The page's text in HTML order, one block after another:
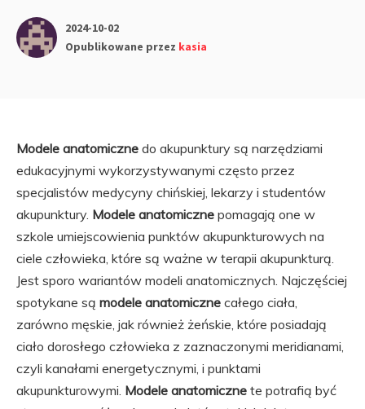
2024-10-02
Opublikowane przez kasia
Modele anatomiczne do akupunktury są narzędziami
edukacyjnymi wykorzystywanymi często przez
specjalistów medycyny chińskiej, lekarzy i studentów
akupunktury. Modele anatomiczne pomagają one w
szkole umiejscowienia punktów akupunkturowych na
ciele człowieka, które są ważne w terapii akupunkturą.
Jest sporo wariantów modeli anatomicznych. Najczęściej
spotykane są modele anatomiczne całego ciała,
zarówno męskie, jak również żeńskie, które posiadają
ciało dorosłego człowieka z zaznaczonymi meridianami,
czyli kanałami energetycznymi, i punktami
akupunkturowymi. Modele anatomiczne te potrafią być